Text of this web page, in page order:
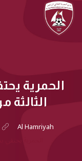
الحمرية
Al Hamriyah